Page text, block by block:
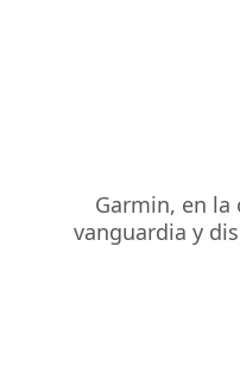
Garmin, en la
vanguardia y